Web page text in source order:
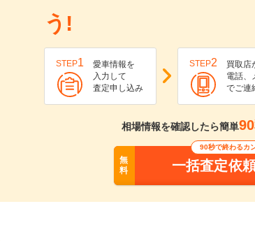
う!
STEP1
愛車情報を
入力して
査定申し込み
STEP2
買取店
電話、
でご連
相場情報を確認したら簡単
無
料
90秒で終わるカ
一括査定依